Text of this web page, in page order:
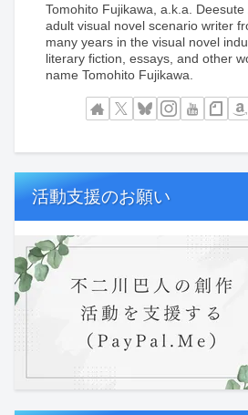
Tomohito Fujikawa, a.k.a.
adult visual novel scenario writer
many years in the visual novel
literary fiction, essays, and other
name Tomohito Fujikawa.
活動支援のお願い